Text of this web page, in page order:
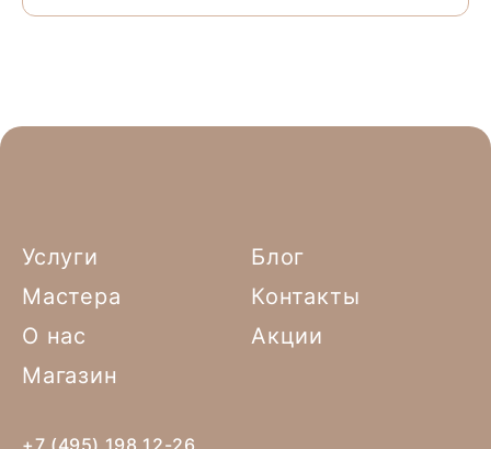
Услуги
Блог
Мастера
Контакты
О нас
Акции
Магазин